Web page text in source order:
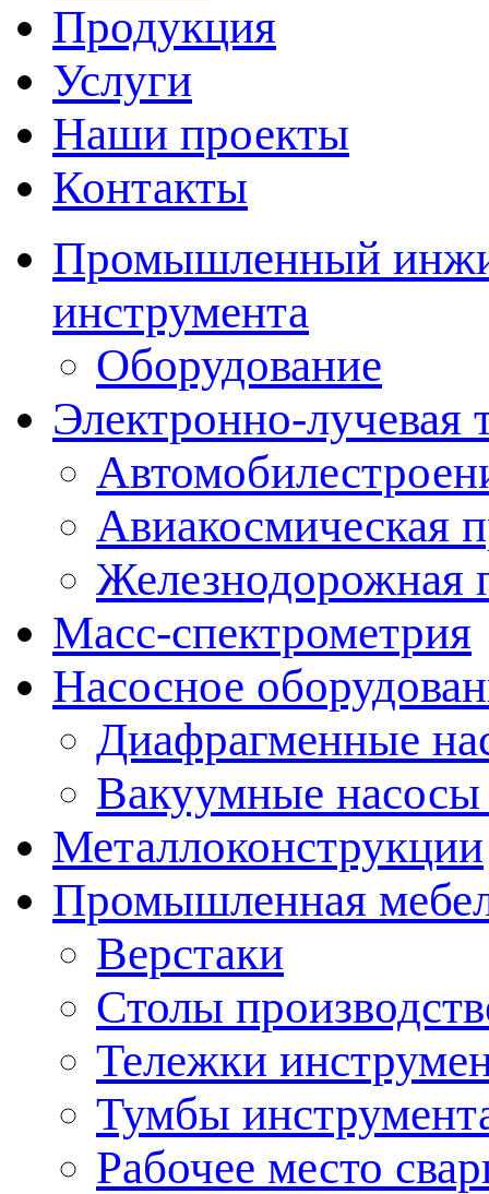
Продукция
Услуги
Наши проекты
Контакты
Промышленный
инструмента
Оборудование
Электронно-лучевая
Авиакосмическая
Железнодорожная
Масс-спектрометрия
Насосное
Диафрагменные
Вакуумные
Металлоконструкции
Промышленная
Верстаки
Столы
Тележки
Тумбы
Рабочее место